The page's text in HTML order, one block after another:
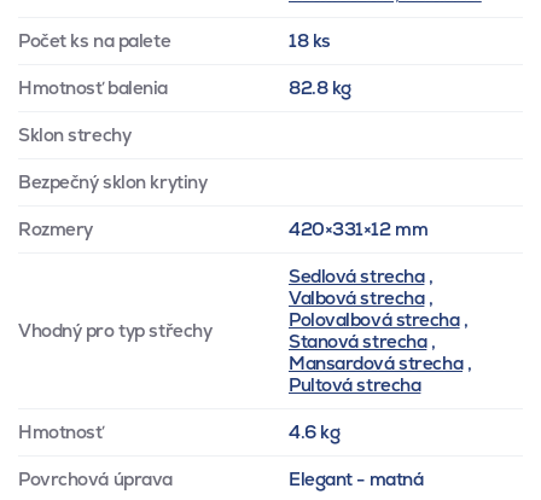
Počet ks na palete 18 ks
Hmotnosť balenia 82.8 kg
Sklon strechy
Bezpečný sklon krytiny
Rozmery 420×331×12 mm
Vhodný pro typ střechy
Sedlová strecha,
Valbová strecha,
Polovalbová strecha,
Stanová strecha,
Mansardová strecha,
Pultová strecha
Hmotnosť 4.6 kg
Povrchová úprava Elegant - matná